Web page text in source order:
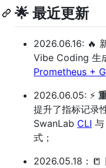
🌟 最近更新
2026.06.16: 🔥
Vibe Coding 生
Prometheus +
2026.06.05: ⚡️
提升了指标记录
SwanLab CLI 与
式；
2026.05.18：📒